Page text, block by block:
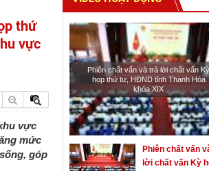
thứ
vực
vực
mức
góp
Phiên chất vấn và trả lời chất vấn Kỳ
họp thứ tư, HĐND tỉnh Thanh Hóa
khóa XIX
Phiên chất vấn
lời chất vấn Kỳ